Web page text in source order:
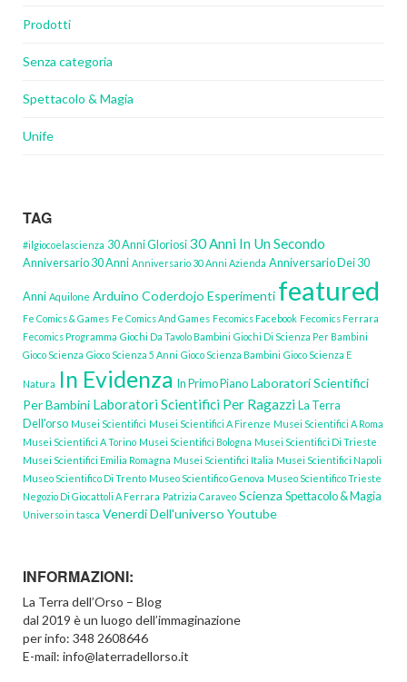
Prodotti
Senza categoria
Spettacolo & Magia
Unife
TAG
#ilgiocoelascienza 30 Anni Gloriosi30 Anni In Un Secondo
Anniversario 30 Anni Anniversario 30 Anni Azienda Anniversario Dei 30
Anni Aquilone Arduino Coderdojo Esperimenti featured
Fe Comics & Games Fe Comics And Games Fecomics Facebook Fecomics Ferrara
Fecomics Programma Giochi Da Tavolo Bambini Giochi Di Scienza Per Bambini
Gioco Scienza Gioco Scienza 5 Anni Gioco Scienza Bambini Gioco Scienza E
Natura In Evidenza In Primo PianoLaboratori Scientifici
Per Bambini Laboratori Scientifici Per RagazziLa Terra
Dell'orso Musei Scientifici Musei Scientifici A Firenze Musei Scientifici A Roma
Musei Scientifici A Torino Musei Scientifici Bologna Musei Scientifici Di Trieste
Musei Scientifici Emilia Romagna Musei Scientifici Italia Musei Scientifici Napoli
Museo Scientifico Di Trento Museo Scientifico Genova Museo Scientifico Trieste
Negozio Di Giocattoli A Ferrara Patrizia Caraveo Scienza Spettacolo & Magia
Universo in tasca Venerdi Dell'universo Youtube
INFORMAZIONI:
La Terra dell’Orso – Blog
dal 2019 è un luogo dell’immaginazione
per info: 348 2608646
E-mail: info@laterradellorso.it